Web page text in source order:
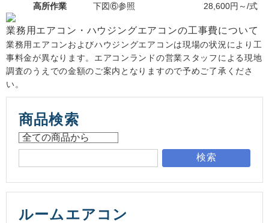
高所作業
下図⑥参照 28,600円～/式
業務用エアコン・ハウジングエアコンの工事費について
業務用エアコンおよびハウジングエアコンは現場の状況により工
事料金が異なります。エアコンランドの営業スタッフによる現地
調査のうえでの金額のご案内となりますので予めご了承くださ
い。
商品検索
検索
ルームエアコン